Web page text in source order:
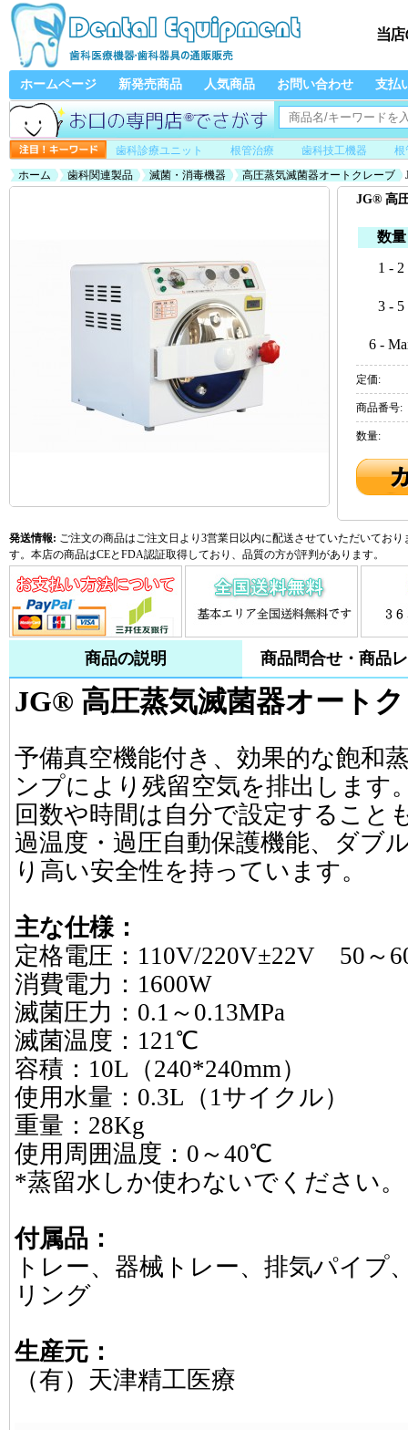
ホームページ 新発売商品 人気商品 お問い合わせ 支払
歯科診療ユニット 根管治療 歯科技工機器
根
ホーム
歯科関連製品 滅菌・消毒機器 高圧蒸気滅菌器オートクレーブ
JG® 高
数量
1 - 2
3 - 5
6 -
定価:
商品番号:
数量:
発送情報: ご注文の商品はご注文日より3営業日以内に配送させていただいてお
す。本店の商品はCEとFDA認証取得しており、品質の方が評判があります。
商品の説明 商品問合せ・商品
JG® 高圧蒸気滅菌器オート
予備真空機能付き、効果的な飽和
ンプにより残留空気を排出します
回数や時間は自分で設定すること
過温度・過圧自動保護機能、ダブ
り高い安全性を持っています。
主な仕様：
定格電圧：110V/220V±22V 50～
消費電力：1600W
滅菌圧力：0.1～0.13MPa
滅菌温度：121℃
容積：10L（240*240mm）
使用水量：0.3L（1サイクル）
重量：28Kg
使用周囲温度：0～40℃
*蒸留水しか使わないでください。
付属品：
トレー、器械トレー、排気パイプ
リング
生産元：
（有）天津精工医療